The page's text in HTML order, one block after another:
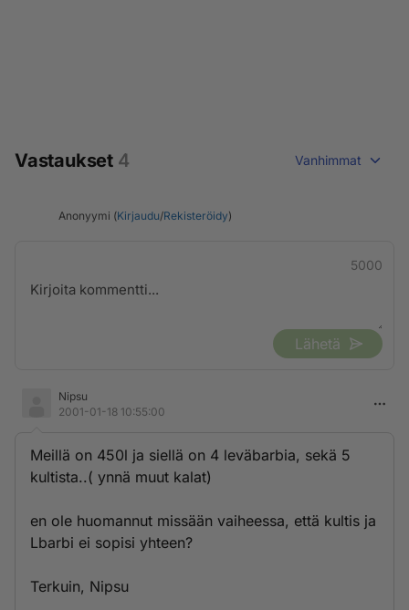
Vastaukset 4 Vanhimmat
Anonyymi (Kirjaudu/Rekisteröidy)
5000
Lähetä
Nipsu
2001-01-18 10:55:00
Meillä on 450l ja siellä on 4 leväbarbia, sekä 5
kultista..( ynnä muut kalat)
en ole huomannut missään vaiheessa, että kultis ja
Lbarbi ei sopisi yhteen?
Terkuin, Nipsu